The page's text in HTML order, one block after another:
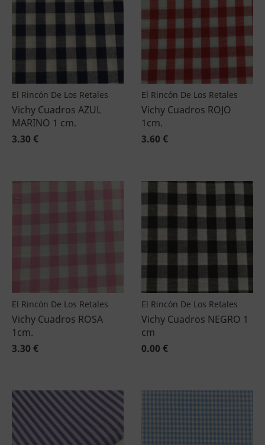
El Rincón De Los Retales
Vichy Cuadros AZUL
MARINO 1 cm.
3.30 €
El Rincón De Los Retales
Vichy Cuadros ROJO
1cm.
3.60 €
El Rincón De Los Retales
Vichy Cuadros ROSA
1cm.
3.30 €
El Rincón De Los Retales
Vichy Cuadros NEGRO 1
cm
0.00 €